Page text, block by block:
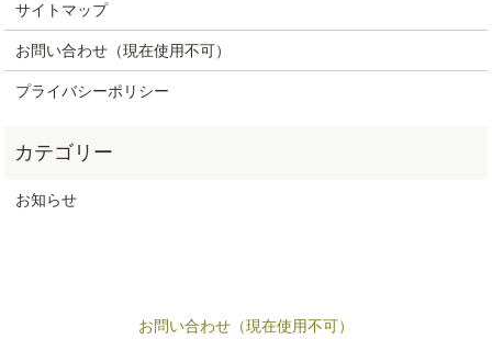
サイトマップ
お問い合わせ（現在使用不可）
プライバシーポリシー
お知らせ
お問い合わせ（現在使用不可）